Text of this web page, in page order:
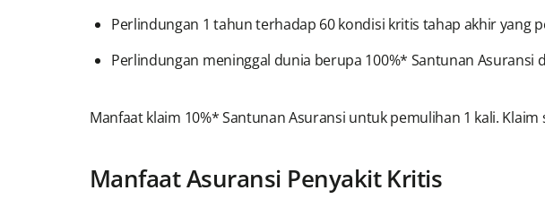
Perlindungan 1 tahun terhadap 60 kondisi kritis tahap akhir yang
Perlindungan meninggal dunia berupa 100%* Santunan Asuransi
Manfaat klaim 10%* Santunan Asuransi untuk pemulihan 1 kali.
Manfaat Asuransi Penyakit Kritis